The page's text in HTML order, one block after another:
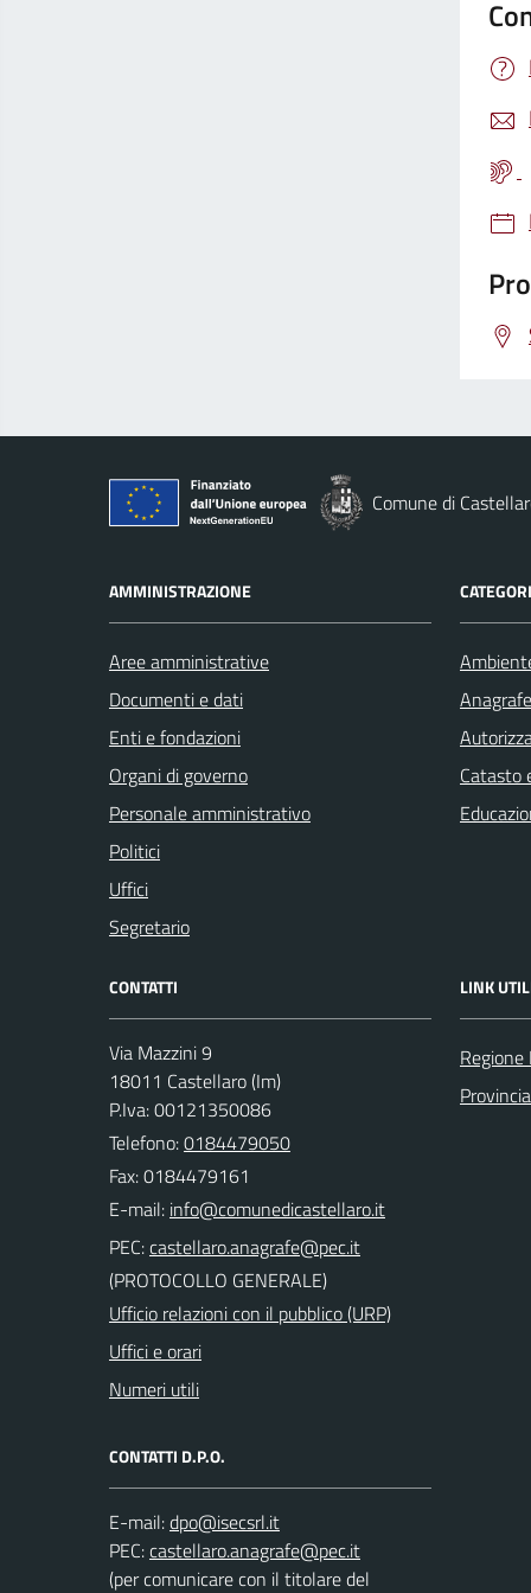
Comune di
AMMINISTRAZIONE
Aree amministrative
Documenti e dati
Enti e fondazioni
Organi di governo
Personale amministrativo
Politici
Uffici
Segretario
Catasto
CONTATTI
Via Mazzini 9
18011 Castellaro (Im)
P.Iva: 00121350086
Telefono:0184479050
Fax: 0184479161
E-mail:
PEC:
(PROTOCOLLO GENERALE)
Ufficio relazioni con il pubblico (URP)
Uffici e orari
Numeri utili
CONTATTI D.P.O.
E-mail:
PEC:
(per comunicare con il titolare del
LINK
Regione